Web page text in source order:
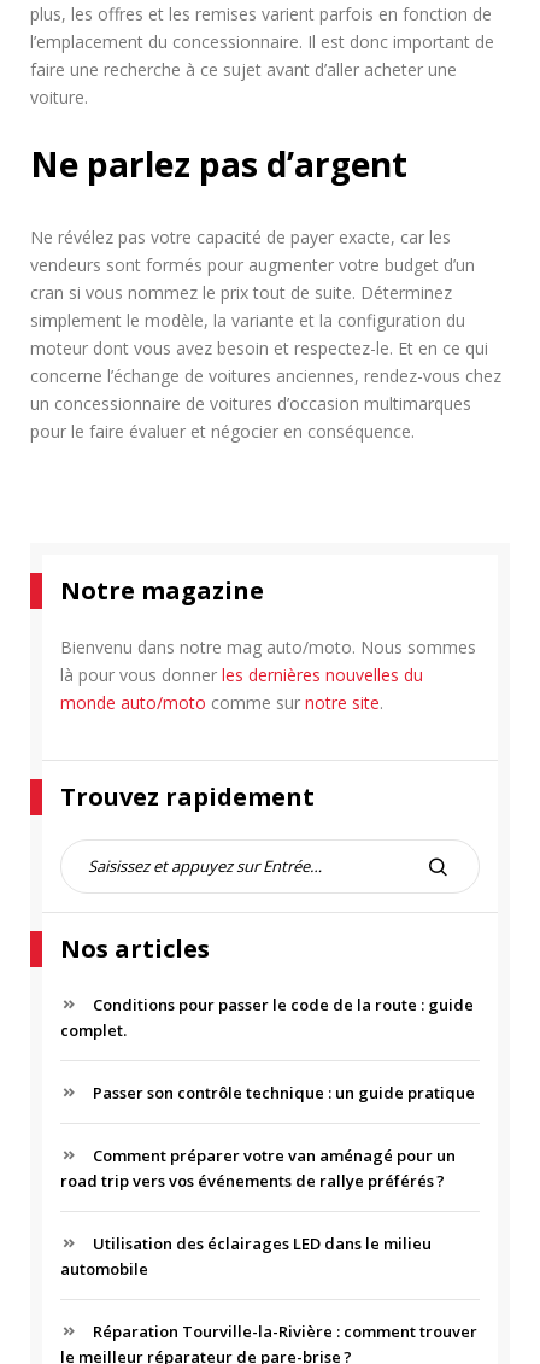
plus, les offres et les remises varient parfois en fonction de
l’emplacement du concessionnaire. Il est donc important de
faire une recherche à ce sujet avant d’aller acheter une
voiture.
Ne parlez pas d’argent
Ne révélez pas votre capacité de payer exacte, car les
vendeurs sont formés pour augmenter votre budget d’un
cran si vous nommez le prix tout de suite. Déterminez
simplement le modèle, la variante et la configuration du
moteur dont vous avez besoin et respectez-le. Et en ce qui
concerne l’échange de voitures anciennes, rendez-vous chez
un concessionnaire de voitures d’occasion multimarques
pour le faire évaluer et négocier en conséquence.
Notre magazine
Bienvenu dans notre mag auto/moto. Nous sommes
là pour vous donner les dernières nouvelles du
monde auto/moto comme sur notre site.
Trouvez rapidement
R
e
e
c
h
u
r
:
R
E
R
H
E
R
Nos articles
Conditions pour passer le code de la route : guide
complet.
Passer son contrôle technique : un guide pratique
Comment préparer votre van aménagé pour un
road trip vers vos événements de rallye préférés ?
Utilisation des éclairages LED dans le milieu
automobile
Réparation Tourville-la-Rivière : comment trouver
le meilleur réparateur de pare-brise ?